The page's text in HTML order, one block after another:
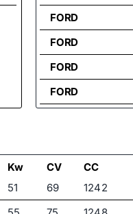
FORD
FORD
FORD
FORD
FORD
FORD
Kw CV CC
51 69 1242